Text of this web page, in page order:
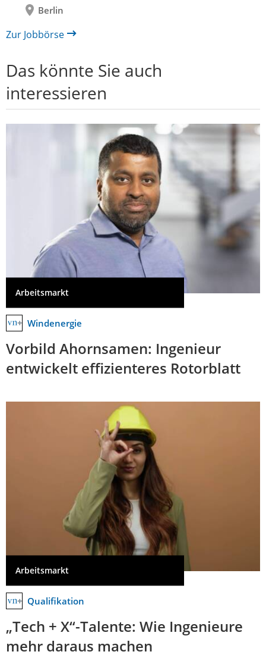
Berlin
Zur Jobbörse
Das könnte Sie auch
interessieren
Arbeitsmarkt
Windenergie
Vorbild Ahornsamen: Ingenieur
entwickelt effizienteres Rotorblatt
Arbeitsmarkt
Qualifikation
„Tech + X“-Talente: Wie Ingenieure
mehr daraus machen